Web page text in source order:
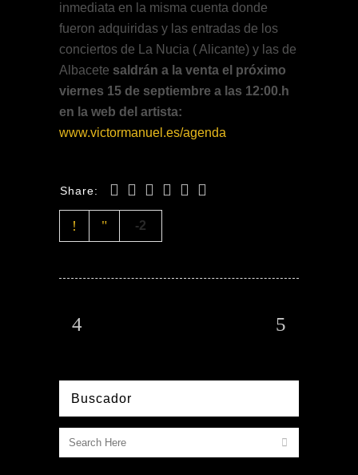
inmediata en la misma cuenta donde
fueron adquiridas y las entradas de los
conciertos de La Nucia ( Alicante) y las de
Albacete saldrán a la venta el próximo
viernes 15 de septiembre a las 12:00.h
en la web del artista:
www.victormanuel.es/agenda
Share:
-2
Buscador